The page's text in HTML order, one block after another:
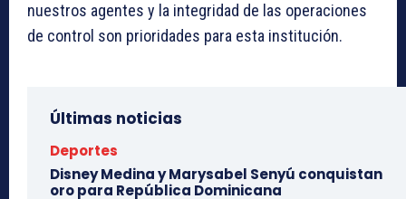
nuestros agentes y la integridad de las operaciones
de control son prioridades para esta institución.
Últimas noticias
Deportes
Disney Medina y Marysabel Senyú conquistan
oro para República Dominicana